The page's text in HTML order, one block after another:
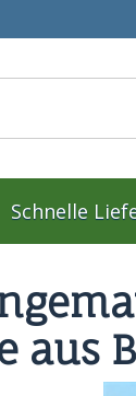
Schnelle
aus